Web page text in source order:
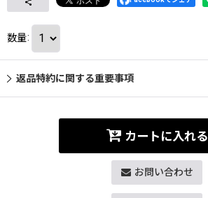
数量:
返品特約に関する重要事項
カートに入れる
お問い合わせ